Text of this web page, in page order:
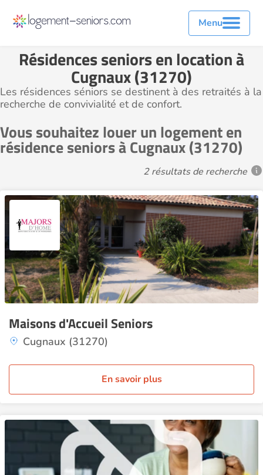
Menu
Résidences seniors en location à
Cugnaux (31270)
Les résidences séniors se destinent à des retraités à la
recherche de convivialité et de confort.
Vous souhaitez louer un logement en
résidence seniors à Cugnaux (31270)
2 résultats de recherche
Maisons d'Accueil Seniors
Cugnaux (31270)
En savoir plus